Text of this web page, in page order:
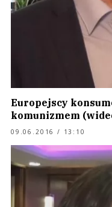
Europejscy
komunizmem
09.06.2016 / 13:10